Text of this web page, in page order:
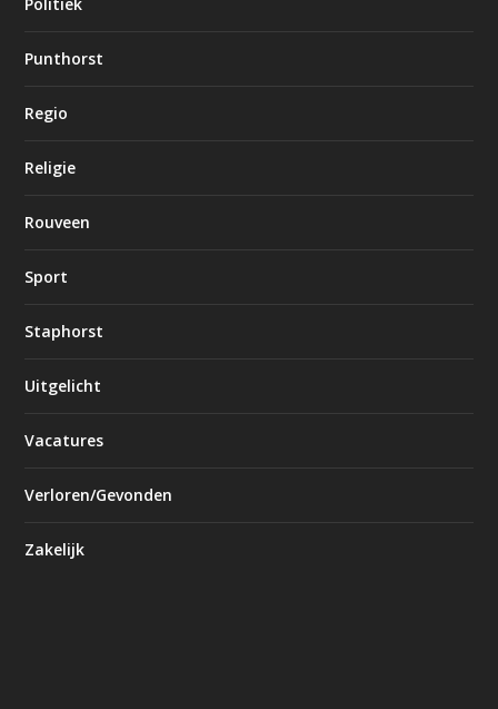
Politiek
Punthorst
Regio
Religie
Rouveen
Sport
Staphorst
Uitgelicht
Vacatures
Verloren/Gevonden
Zakelijk